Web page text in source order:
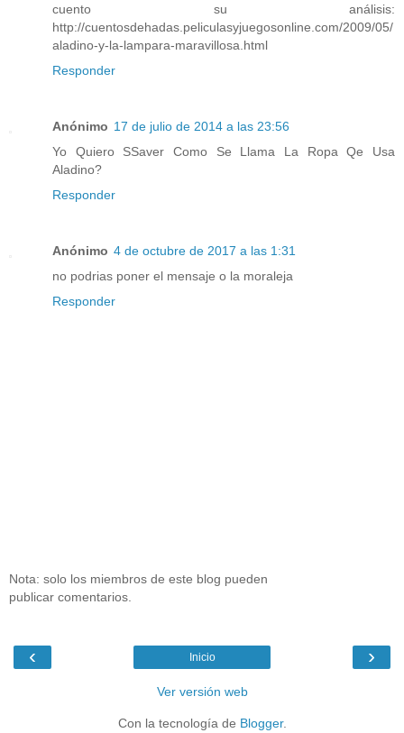
cuento su análisis:
http://cuentosdehadas.peliculasyjuegosonline.com/2009/05/
aladino-y-la-lampara-maravillosa.html
Responder
Anónimo 17 de julio de 2014 a las 23:56
Yo Quiero SSaver Como Se Llama La Ropa Qe Usa
Aladino?
Responder
Anónimo 4 de octubre de 2017 a las 1:31
no podrias poner el mensaje o la moraleja
Responder
Nota: solo los miembros de este blog pueden
publicar comentarios.
‹ ›
Inicio
Ver versión web
Con la tecnología de Blogger.